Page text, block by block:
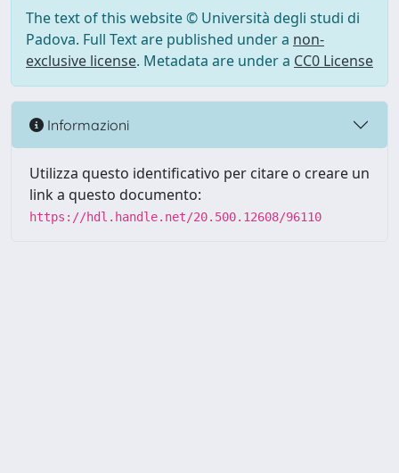
The text of this website © Università degli studi di
Padova. Full Text are published under a non-
exclusive license. Metadata are under a CC0 License
Informazioni
Utilizza questo identificativo per citare o creare un
link a questo documento:
https://hdl.handle.net/20.500.12608/96110